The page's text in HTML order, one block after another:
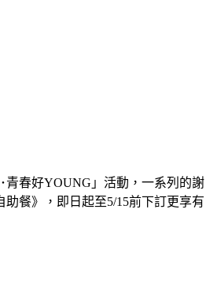
･青春好YOUNG 」活動，一系列的謝
助餐》，即日起至5/15前下訂更享有